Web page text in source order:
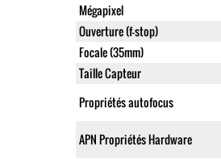
Mégapixel
Ouverture (f-stop)
Focale (35mm)
Taille Capteur
Propriétés autofocus
APN Propriétés Hardware